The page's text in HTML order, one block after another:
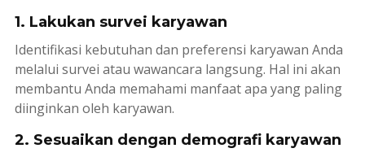
1. Lakukan survei karyawan
Identifikasi kebutuhan dan preferensi karyawan Anda
melalui survei atau wawancara langsung. Hal ini akan
membantu Anda memahami manfaat apa yang paling
diinginkan oleh karyawan.
2. Sesuaikan dengan demografi karyawan